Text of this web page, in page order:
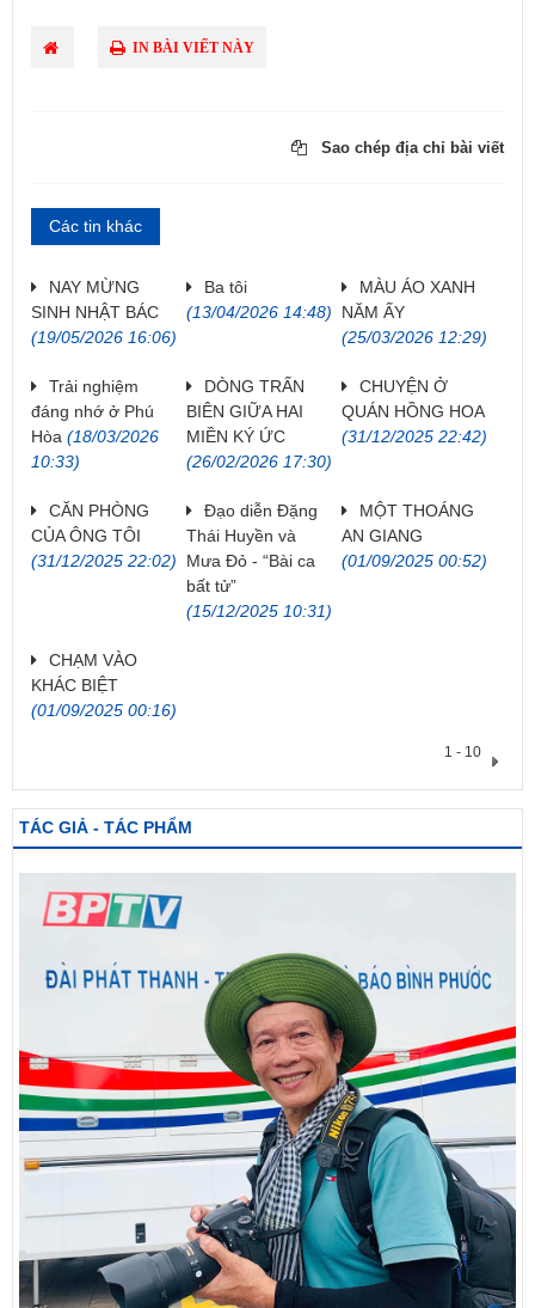
IN BÀI VIẾT NÀY
Sao chép địa chỉ bài viết
Các tin khác
NAY MỪNG
SINH NHẬT BÁC
(19/05/2026 16:06)
Ba tôi
(13/04/2026 14:48)
MÀU ÁO XANH
NĂM ẤY
(25/03/2026 12:29)
Trải nghiệm
đáng nhớ ở Phú
Hòa (18/03/2026
10:33)
DÒNG TRẤN
BIÊN GIỮA HAI
MIỀN KÝ ỨC
(26/02/2026 17:30)
CHUYỆN Ở
QUÁN HỒNG HOA
(31/12/2025 22:42)
CĂN PHÒNG
CỦA ÔNG TÔI
(31/12/2025 22:02)
Đạo diễn Đặng
Thái Huyền và
Mưa Đỏ - “Bài ca
bất tử”
(15/12/2025 10:31)
MỘT THOÁNG
AN GIANG
(01/09/2025 00:52)
CHẠM VÀO
KHÁC BIỆT
(01/09/2025 00:16)
1 - 10
TÁC GIẢ - TÁC PHẨM